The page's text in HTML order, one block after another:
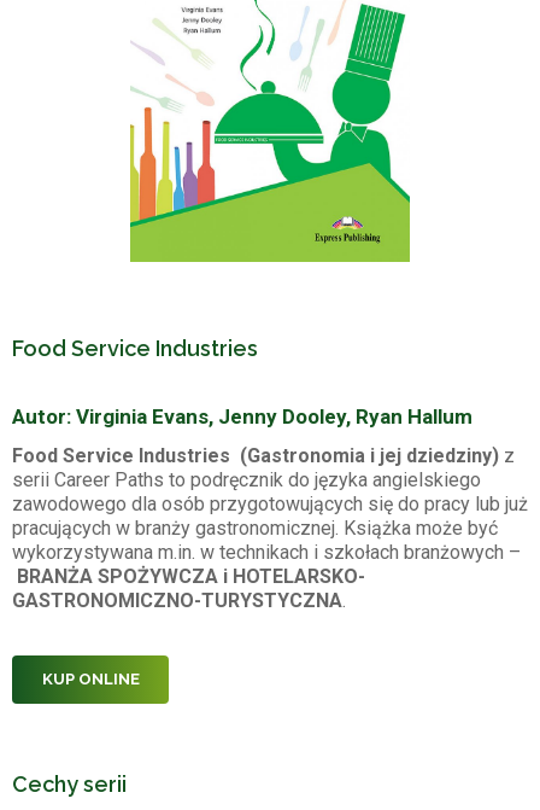
Food Service Industries
Autor: Virginia Evans, Jenny Dooley, Ryan Hallum
Food Service Industries (Gastronomia i jej dziedziny) z
serii Career Paths to podręcznik do języka angielskiego
zawodowego dla osób przygotowujących się do pracy lub już
pracujących w branży gastronomicznej. Książka może być
wykorzystywana m.in. w technikach i szkołach branżowych –
BRANŻA SPOŻYWCZA i HOTELARSKO-
GASTRONOMICZNO-TURYSTYCZNA.
KUP ONLINE
Cechy serii